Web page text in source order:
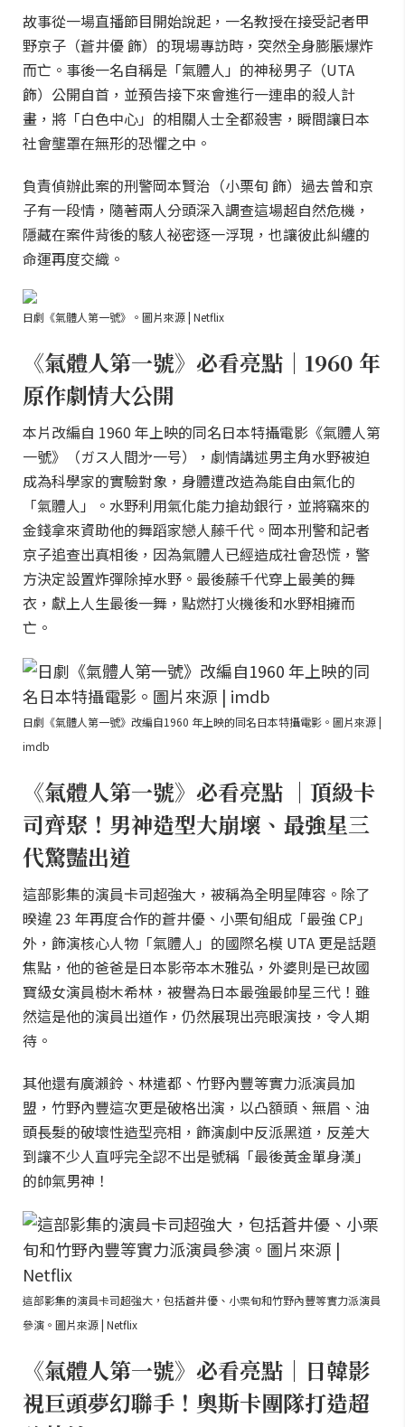
故事從一場直播節目開始說起，一名教授在接受記者甲
野京子（蒼井優 飾）的現場專訪時，突然全身膨脹爆炸
而亡。事後一名自稱是「氣體人」的神秘男子（UTA
飾）公開自首，並預告接下來會進行一連串的殺人計
畫，將「白色中心」的相關人士全都殺害，瞬間讓日本
社會壟罩在無形的恐懼之中。
負責偵辦此案的刑警岡本賢治（小栗旬 飾）過去曾和京
子有一段情，隨著兩人分頭深入調查這場超自然危機，
隱藏在案件背後的駭人祕密逐一浮現，也讓彼此糾纏的
命運再度交織。
日劇《氣體人第一號》。圖片來源 | Netflix
《氣體人第一號》必看亮點｜1960 年
原作劇情大公開
本片改編自 1960 年上映的同名日本特攝電影《氣體人第
一號》（ガス人間㐧一号），劇情講述男主角水野被迫
成為科學家的實驗對象，身體遭改造為能自由氣化的
「氣體人」。水野利用氣化能力搶劫銀行，並將竊來的
金錢拿來資助他的舞蹈家戀人藤千代。岡本刑警和記者
京子追查出真相後，因為氣體人已經造成社會恐慌，警
方決定設置炸彈除掉水野。最後藤千代穿上最美的舞
衣，獻上人生最後一舞，點燃打火機後和水野相擁而
亡。
日劇《氣體人第一號》改編自1960 年上映的同名日本特攝電影。圖片來源 |
imdb
《氣體人第一號》必看亮點 ｜頂級卡
司齊聚！男神造型大崩壞、最強星三
代驚豔出道
這部影集的演員卡司超強大，被稱為全明星陣容。除了
暌違 23 年再度合作的蒼井優、小栗旬組成「最強 CP」
外，飾演核心人物「氣體人」的國際名模 UTA 更是話題
焦點，他的爸爸是日本影帝本木雅弘，外婆則是已故國
寶級女演員樹木希林，被譽為日本最強最帥星三代！雖
然這是他的演員出道作，仍然展現出亮眼演技，令人期
待。
其他還有廣瀨鈴、林遣都、竹野內豐等實力派演員加
盟，竹野內豐這次更是破格出演，以凸額頭、無眉、油
頭長髮的破壞性造型亮相，飾演劇中反派黑道，反差大
到讓不少人直呼完全認不出是號稱「最後黃金單身漢」
的帥氣男神！
這部影集的演員卡司超強大，包括蒼井優、小栗旬和竹野內豐等實力派演員
參演。圖片來源 | Netflix
《氣體人第一號》必看亮點｜日韓影
視巨頭夢幻聯手！奧斯卡團隊打造超